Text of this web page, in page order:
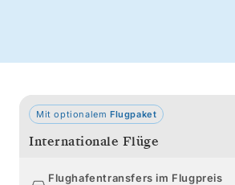
Mit optionalem Flugpaket
Internationale Flüge
Flughafentransfers im Flugpreis